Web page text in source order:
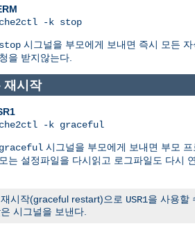
-k stop
stop 시그널을 부모에게 보내면 즉시 모든
을 받지않는다.
재시작
-k graceful
graceful 시그널을 부모에게 보내면 부모
는 설정파일을 다시읽고 로그파일도 다시
시작(graceful restart)으로 USR1을 사용할
시그널을 보낸다.